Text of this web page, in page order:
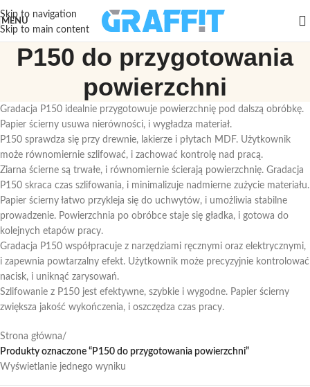
Skip to navigation
Skip to main content
MENU
P150 do przygotowania
powierzchni
Gradacja P150 idealnie przygotowuje powierzchnię pod dalszą obróbkę.
Papier ścierny usuwa nierówności, i wygładza materiał.
P150 sprawdza się przy drewnie, lakierze i płytach MDF. Użytkownik
może równomiernie szlifować, i zachować kontrolę nad pracą.
Ziarna ścierne są trwałe, i równomiernie ścierają powierzchnię. Gradacja
P150 skraca czas szlifowania, i minimalizuje nadmierne zużycie materiału.
Papier ścierny łatwo przykleja się do uchwytów, i umożliwia stabilne
prowadzenie. Powierzchnia po obróbce staje się gładka, i gotowa do
kolejnych etapów pracy.
Gradacja P150 współpracuje z narzędziami ręcznymi oraz elektrycznymi,
i zapewnia powtarzalny efekt. Użytkownik może precyzyjnie kontrolować
nacisk, i uniknąć zarysowań.
Szlifowanie z P150 jest efektywne, szybkie i wygodne. Papier ścierny
zwiększa jakość wykończenia, i oszczędza czas pracy.
Strona główna/
Produkty oznaczone “P150 do przygotowania powierzchni”
Wyświetlanie jednego wyniku